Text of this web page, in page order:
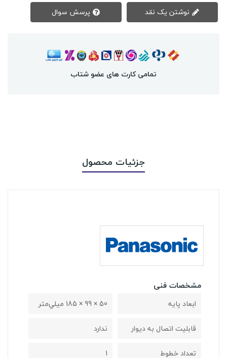
تمامی کارت های عضو شتاب
جزئیات محصول
مشخصات فنی
ابعاد پایه
50 × 99 × 185 ميلي‌متر
قابلیت اتصال به دیوار
ندارد
تعداد خطوط
1